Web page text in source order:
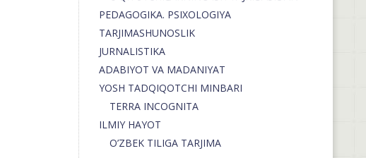
PEDAGOGIKA. PSIXOLOGIYA
TARJIMASHUNOSLIK
JURNALISTIKA
ADABIYOT VA MADANIYAT
YOSH TADQIQOTCHI MINBARI
TERRA INCOGNITA
ILMIY HAYOT
O’ZBEK TILIGA TARJIMA